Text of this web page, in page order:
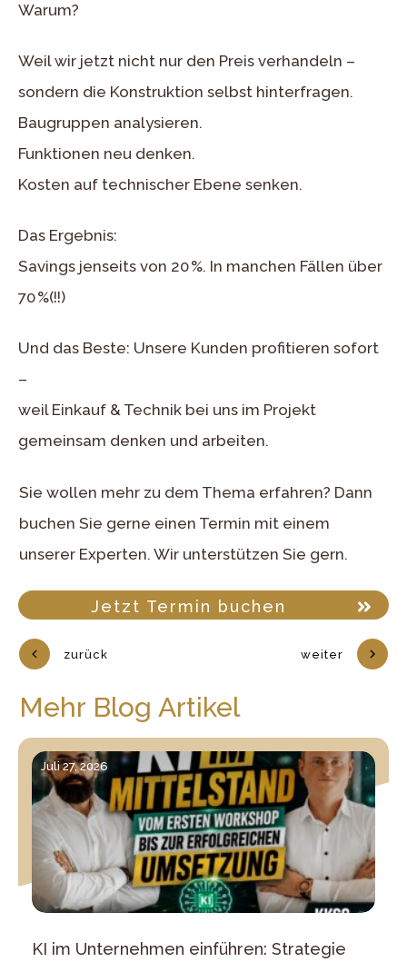
Warum?
Weil wir jetzt nicht nur den Preis verhandeln –
sondern die Konstruktion selbst hinterfragen.
Baugruppen analysieren.
Funktionen neu denken.
Kosten auf technischer Ebene senken.
Das Ergebnis:
Savings jenseits von 20 %. In manchen Fällen über
70 %(!!)
Und das Beste: Unsere Kunden profitieren sofort
–
weil Einkauf & Technik bei uns im Projekt
gemeinsam denken und arbeiten.
Sie wollen mehr zu dem Thema erfahren? Dann
buchen Sie gerne einen Termin mit einem
unserer Experten. Wir unterstützen Sie gern.
Jetzt Termin buchen
zurück weiter
Mehr Blog Artikel
Juli 27, 2026
KI im Unternehmen einführen: Strategie